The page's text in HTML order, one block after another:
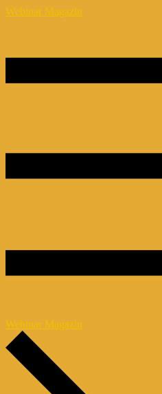
Webinar Magazin
Webinar Magazin